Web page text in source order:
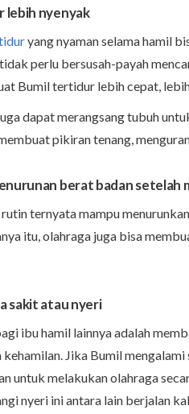
lebih nyenyak
yang nyaman selama hamil
perlu bersusah-payah
Bumil tertidur lebih cepat,
dapat merangsang tubuh
pikiran tenang,
berat badan setelah
ternyata mampu
itu, olahraga juga bisa
sakit atau nyeri
ibu hamil lainnya adalah
kehamilan. Jika Bumil
untuk melakukan olahraga
nyeri ini antara lain berjalan